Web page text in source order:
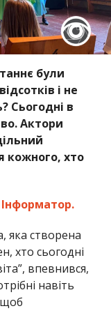
були
і не
Сьогодні в
Актори
кожного, хто
Інформатор.
яка створена
хто сьогодні
впевнився,
навіть
щоб